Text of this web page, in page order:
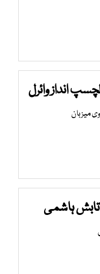
انداز وائرل
میزبان
تابش ہاشمی